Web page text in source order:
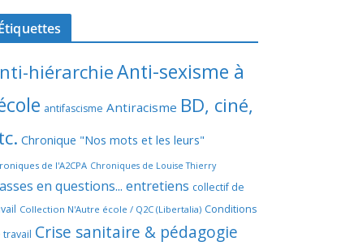
hiérarchieAnti-sexisme à
antifascisme Antiracisme BD, ciné,
Chronique "Nos mots et les leurs"
de l'A2CPA Chroniques de Louise Thierry
en questions... entretiens collectif de
Collection N'Autre école / Q2C (Libertalia) Conditions
travail Crise sanitaire & pédagogie